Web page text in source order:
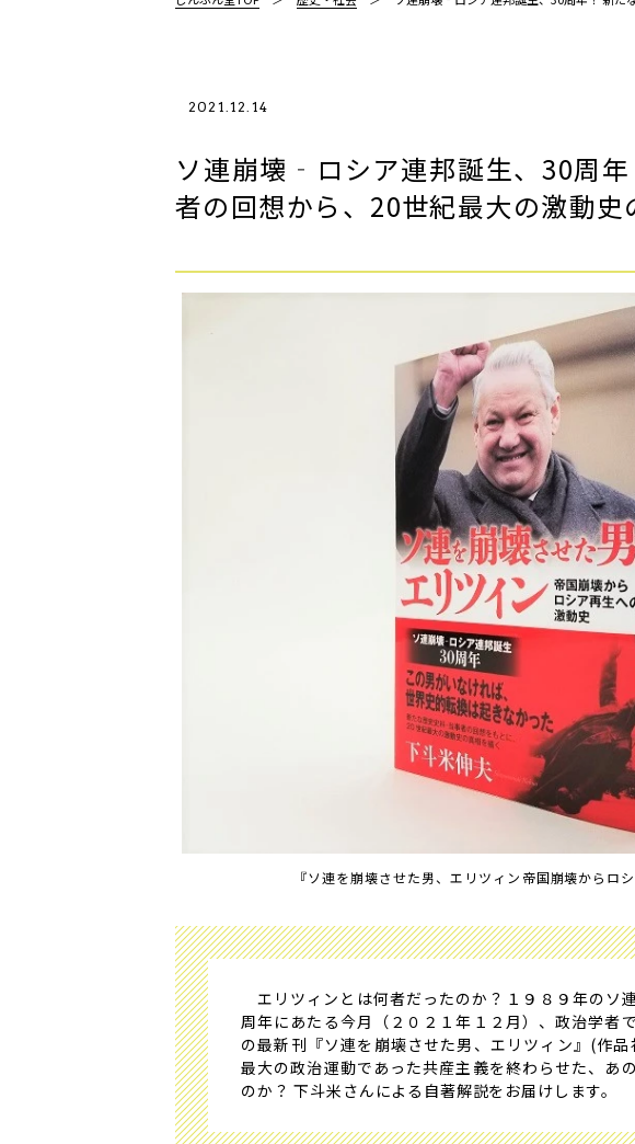
2021.12.14
ソ連崩壊‐ロシア連邦誕生、30周
者の回想から、20世紀最大の激動史
『ソ連を崩壊させた男、エリツィン――帝国崩壊から
エリツィンとは何者だったのか？――１９８９年のソ
周年にあたる今月（２０２１年１２月）、政治学者
の最新刊『ソ連を崩壊させた男、エリツィン』(作
最大の政治運動であった共産主義を終わらせた、あ
のか？ 下斗米さんによる自著解説をお届けします。